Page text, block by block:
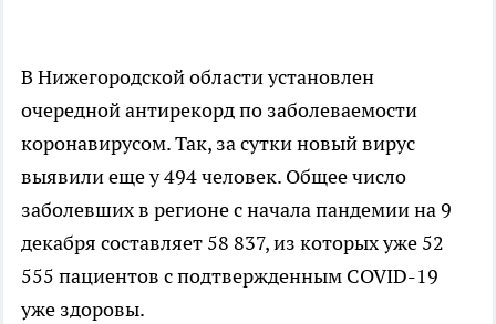
В Нижегородской области установлен
очередной антирекорд по заболеваемости
коронавирусом. Так, за сутки новый вирус
выявили еще у 494 человек. Общее число
заболевших в регионе с начала пандемии на 9
декабря составляет 58 837, из которых уже 52
555 пациентов с подтвержденным COVID-19
уже здоровы.